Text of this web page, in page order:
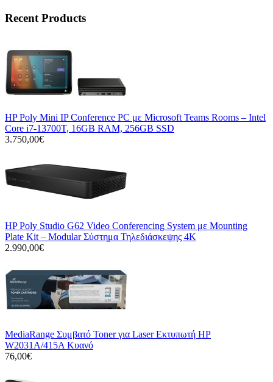
Recent Products
HP Poly Mini IP Conference PC με Microsoft Teams Rooms – Intel
Core i7-13700T, 16GB RAM, 256GB SSD
3.750,00€
HP Poly Studio G62 Video Conferencing System με Mounting
Plate Kit – Modular Σύστημα Τηλεδιάσκεψης 4K
2.990,00€
MediaRange Συμβατό Toner για Laser Εκτυπωτή HP
W2031A/415A Κυανό
76,00€